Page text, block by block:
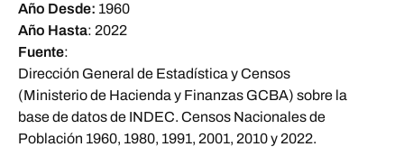
Año Desde: 1960
Año Hasta: 2022
Fuente:
Dirección General de Estadística y Censos
(Ministerio de Hacienda y Finanzas GCBA) sobre la
base de datos de INDEC. Censos Nacionales de
Población 1960, 1980, 1991, 2001, 2010 y 2022.